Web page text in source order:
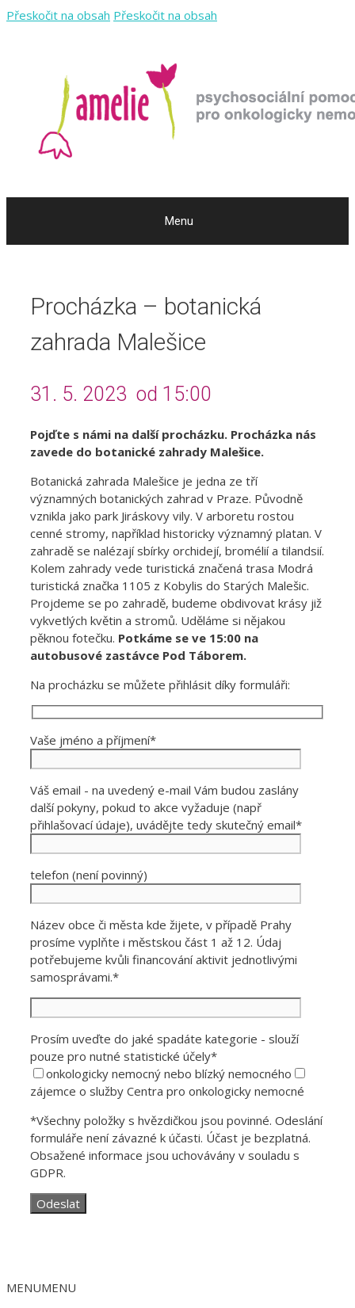
Přeskočit na obsah Přeskočit na obsah
Menu
Procházka – botanická
zahrada Malešice
31. 5. 2023 od 15:00
Pojďte s námi na další procházku. Procházka nás
zavede do botanické zahrady Malešice.
Botanická zahrada Malešice je jedna ze tří
významných botanických zahrad v Praze. Původně
vznikla jako park Jiráskovy vily. V arboretu rostou
cenné stromy, například historicky významný platan. V
zahradě se nalézají sbírky orchidejí, bromélií a tilandsií.
Kolem zahrady vede turistická značená trasa Modrá
turistická značka 1105 z Kobylis do Starých Malešic.
Projdeme se po zahradě, budeme obdivovat krásy již
vykvetlých květin a stromů. Uděláme si nějakou
pěknou fotečku. Potkáme se ve 15:00 na
autobusové zastávce Pod Táborem.
Na procházku se můžete přihlásit díky formuláři:
Vaše jméno a příjmení*
Váš email - na uvedený e-mail Vám budou zaslány
další pokyny, pokud to akce vyžaduje (např
přihlašovací údaje), uvádějte tedy skutečný email*
telefon (není povinný)
Název obce či města kde žijete, v případě Prahy
prosíme vyplňte i městskou část 1 až 12. Údaj
potřebujeme kvůli financování aktivit jednotlivými
samosprávami.*
Prosím uveďte do jaké spadáte kategorie - slouží
pouze pro nutné statistické účely*
onkologicky nemocný nebo blízký nemocného
zájemce o služby Centra pro onkologicky nemocné
*Všechny položky s hvězdičkou jsou povinné. Odeslání
formuláře není závazné k účasti. Účast je bezplatná.
Obsažené informace jsou uchovávány v souladu s
GDPR.
MENUMENU